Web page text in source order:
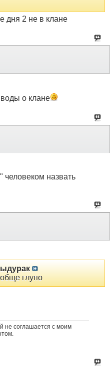
дня 2 не в клане
о клане
назвать
глупо
не соглашается с моим